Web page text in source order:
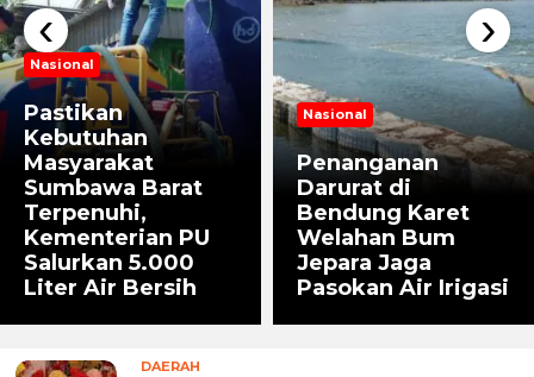
Nasional
Pastikan
Kebutuhan
Masyarakat
Sumbawa Barat
Terpenuhi,
Kementerian PU
Salurkan 5.000
Liter Air Bersih
Nasional
Penanganan
Darurat di
Bendung Karet
Welahan Bum
Jepara Jaga
Pasokan Air Irigasi
‹ ›
DAERAH